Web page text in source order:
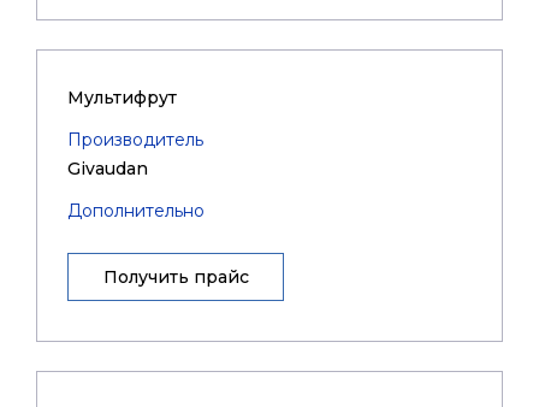
Мультифрут
Производитель
Givaudan
Дополнительно
Получить прайс